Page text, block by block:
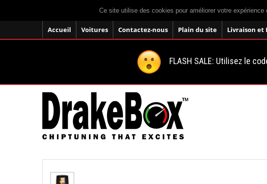
Ce site utilise des cookies pour améliorer votre
Accueil Voitures Contactez-nous Plain du site Livraison et
FLASH SALE: Utilisez le